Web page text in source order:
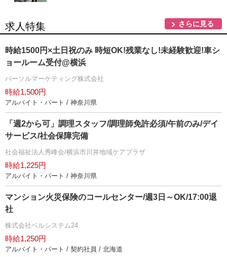
求人特集 さらに見る
時給1500円×土日祝のみ 時短OK!残業なし!未経験歓迎!車シ
ョールーム受付@横浜
パーソルマーケティング株式会社
時給1,500円
アルバイト・パート / 神奈川県
「週2から可」調理スタッフ/調理師免許必須/午前のみ/デイ
サービス/社会保障完備
社会福祉法人秀峰会/横浜市川井地域ケアプラザ
時給1,225円
アルバイト・パート / 神奈川県
マンション火災保険のコールセンター/週3日～OK/17:00退
社
株式会社ベルシステム24
時給1,250円
アルバイト・パート / 契約社員 / 北海道